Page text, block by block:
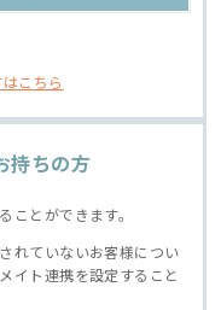
こちら
持ちの方
ことができます。
れていないお客様につい
イト連携を設定すること